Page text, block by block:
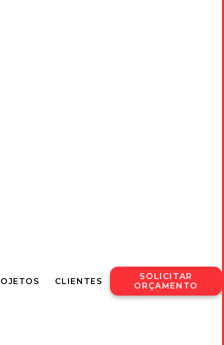
CLIENTES
SOLICITAR
ORÇAMENTO